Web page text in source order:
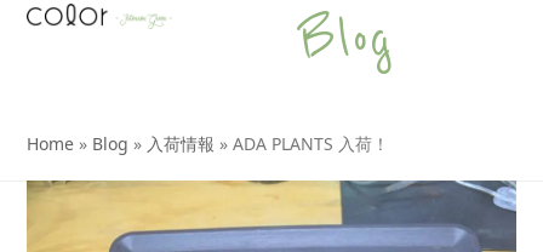
SkipOpen
Close
Blog
Home » Blog » 入荷情報 »ADA PLANTS 入荷！